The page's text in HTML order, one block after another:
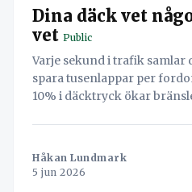
Dina däck vet
vet Public
Varje sekund i trafik samlar
spara tusenlappar per
10% i däcktryck ökar
till en hanterbar variabel
Håkan Lundmark
5 jun 2026